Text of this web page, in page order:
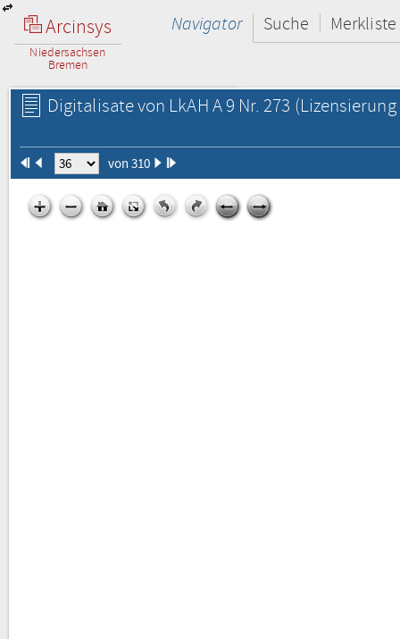
Arcinsys
Niedersachsen
Bremen
Navigator Suche Merkliste
Digitalisate von LkAH A 9 Nr. 273
von 310